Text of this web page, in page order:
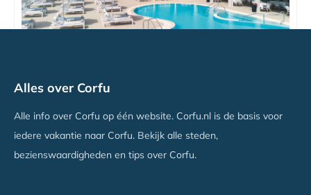
Alles over Corfu
Alle info over Corfu op één website. Corfu.nl is de basis voor
iedere vakantie naar Corfu. Bekijk alle steden,
bezienswaardigheden en tips over Corfu.